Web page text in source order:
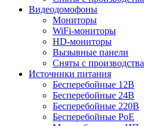
Видеодомофоны
Мониторы
WiFi-мониторы
HD-мониторы
Вызывные панели
Сняты с производства
Источники питания
Бесперебойные 12В
Бесперебойные 24В
Бесперебойные 220В
Бесперебойные PoE